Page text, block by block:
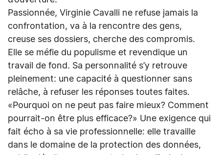
Passionnée, Virginie Cavalli ne refuse jamais la
confrontation, va à la rencontre des gens,
creuse ses dossiers, cherche des compromis.
Elle se méfie du populisme et revendique un
travail de fond. Sa personnalité s’y retrouve
pleinement: une capacité à questionner sans
relâche, à refuser les réponses toutes faites.
«Pourquoi on ne peut pas faire mieux? Comment
pourrait-on être plus efficace?» Une exigence qui
fait écho à sa vie professionnelle: elle travaille
dans le domaine de la protection des données,